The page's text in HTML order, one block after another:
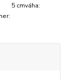
5 cmváha: